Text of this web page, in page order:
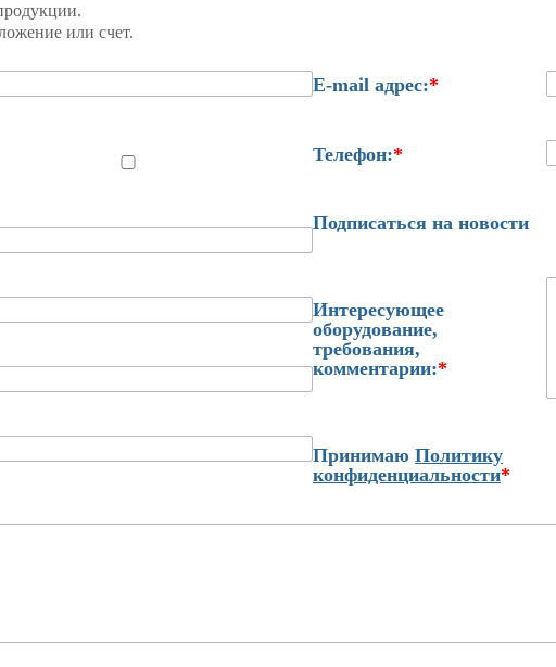
или счет.
E-mail адрес:*
Телефон:*
Подписаться на новости
Интересующее
оборудование,
требования,
комментарии:*
Принимаю Политику
конфиденциальности*